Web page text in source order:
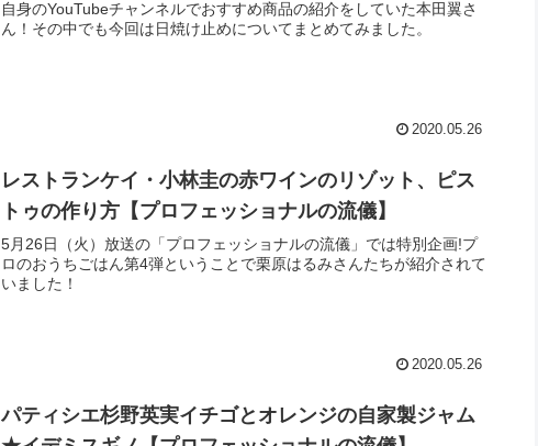
自身のYouTubeチャンネルでおすすめ商品の紹介をしていた本田翼さ
ん！その中でも今回は日焼け止めについてまとめてみました。
2020.05.26
レストランケイ・小林圭の赤ワインのリゾット、ピス
トゥの作り方【プロフェッショナルの流儀】
5月26日（火）放送の「プロフェッショナルの流儀」では特別企画!プ
ロのおうちごはん第4弾ということで栗原はるみさんたちが紹介されて
いました！
2020.05.26
パティシエ杉野英実イチゴとオレンジの自家製ジャム